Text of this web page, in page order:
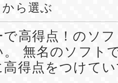
ら選ぶ
高得点！のソ
。 無名のソフト
得点をつけて